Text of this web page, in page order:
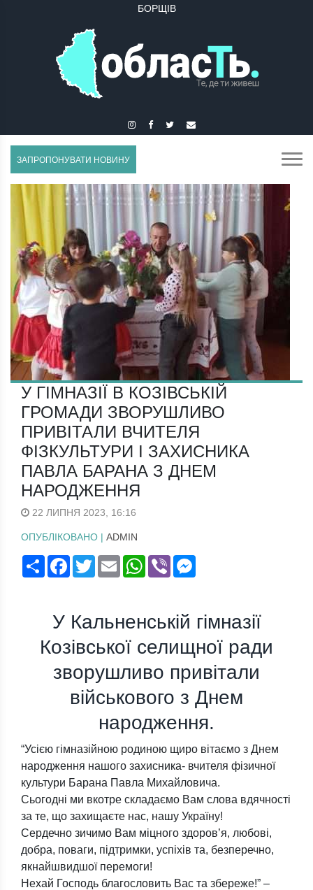
ЗАПРОПОНУВАТИ НОВИНУ
У ГІМНАЗІЇ В КОЗІВСЬКІЙ
ГРОМАДИ ЗВОРУШЛИВО
ПРИВІТАЛИ ВЧИТЕЛЯ
ФІЗКУЛЬТУРИ І ЗАХИСНИКА
ПАВЛА БАРАНА З ДНЕМ
НАРОДЖЕННЯ
22 ЛИПНЯ 2023, 16:16
ОПУБЛІКОВАНО | ADMIN
ПоширитиFacebook
TwitterEmail WhatsApp
Viber
У Кальненській гімназії
Козівської селищної ради
зворушливо привітали
військового з Днем
народження.
“Усією гімназійною родиною щиро вітаємо з Днем
народження нашого захисника- вчителя фізичної
культури Барана Павла Михайловича.
Сьогодні ми вкотре складаємо Вам слова вдячності
за те, що захищаєте нас, нашу Україну!
Сердечно зичимо Вам міцного здоров’я, любові,
добра, поваги, підтримки, успіхів та, безперечно,
якнайшвидшої перемоги!
Нехай Господь благословить Вас та збереже!” –